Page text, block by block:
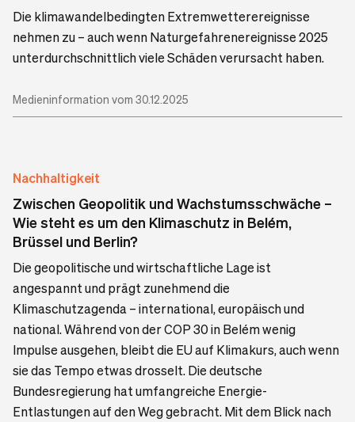
Die klimawandelbedingten Extremwetterereignisse
nehmen zu – auch wenn Naturgefahrenereignisse 2025
unterdurchschnittlich viele Schäden verursacht haben.
Medieninformation vom 30.12.2025
Nachhaltigkeit
Zwischen Geopolitik und Wachstumsschwäche –
Wie steht es um den Klimaschutz in Belém,
Brüssel und Berlin?
Die geopolitische und wirtschaftliche Lage ist
angespannt und prägt zunehmend die
Klimaschutzagenda – international, europäisch und
national. Während von der COP 30 in Belém wenig
Impulse ausgehen, bleibt die EU auf Klimakurs, auch wenn
sie das Tempo etwas drosselt. Die deutsche
Bundesregierung hat umfangreiche Energie-
Entlastungen auf den Weg gebracht. Mit dem Blick nach